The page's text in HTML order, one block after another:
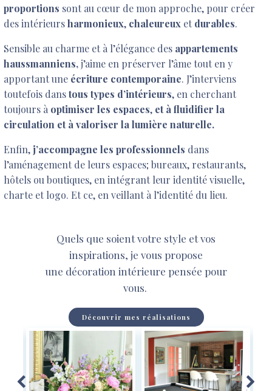
proportions sont au cœur de mon approche, pour créer
des intérieursharmonieux, chaleureux et durables.
Sensible au charme et à l’élégance des appartements
haussmanniens,j’aime en préserver l’âme tout en y
apportant une écriture contemporaine. J’interviens
toutefois danstous types d’intérieurs, en cherchant
toujours à optimiser les espaces, et à fluidifier la
circulation et à valoriser la lumière naturelle.
Enfin,j’accompagne les professionnels dans
l’aménagement de leurs espaces; bureaux, restaurants,
hôtels ou boutiques, en intégrant leur identité visuelle,
charte et logo. Et ce, en veillant à l’identité du lieu.
Quels que soient votre style et vos
inspirations, je vous propose
une décoration intérieure pensée pour
vous.
Découvrir mes réalisations